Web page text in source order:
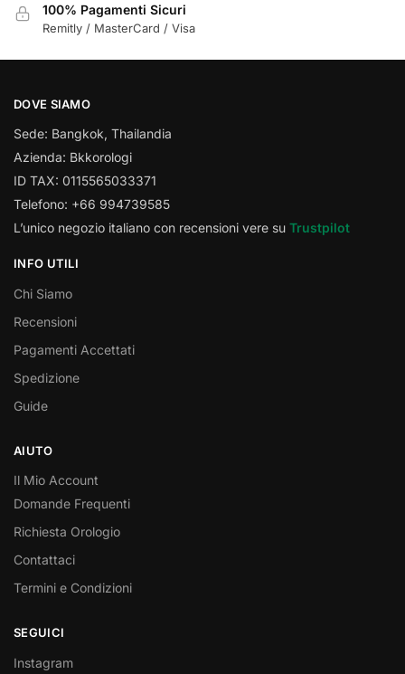
100% Pagamenti Sicuri
Remitly / MasterCard / Visa
DOVE SIAMO
Sede: Bangkok, Thailandia
Azienda: Bkkorologi
ID TAX: 0115565033371
Telefono: +66 994739585
L’unico negozio italiano con recensioni vere su Trustpilot
INFO UTILI
Chi Siamo
Recensioni
Pagamenti Accettati
Spedizione
Guide
AIUTO
Il Mio Account
Domande Frequenti
Richiesta Orologio
Contattaci
Termini e Condizioni
SEGUICI
Instagram